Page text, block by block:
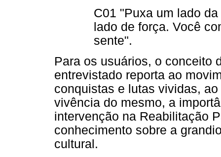
C01 "Puxa um lado
lado de força. Você
sente".
Para os usuários, o conceito
entrevistado reporta ao
conquistas e lutas vividas,
vivência do mesmo, a
intervenção na Reabilitação
conhecimento sobre a
cultural.